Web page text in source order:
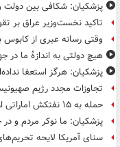
پزشکیان: شکافی بین
تاکید نخست‌وزیر عراق بر
وقتی رسانه عبری از کابوس
هیچ دولتی به اندازۀ ما
پزشکیان: هرگز استعفا
تجاوزات مجدد رژیم
حمله به ۱۵ نفتکش‌ اماراتی از ابتدای جنگ
پزشکیان: ما نوکر مردم و
سنای آمریکا لایحه